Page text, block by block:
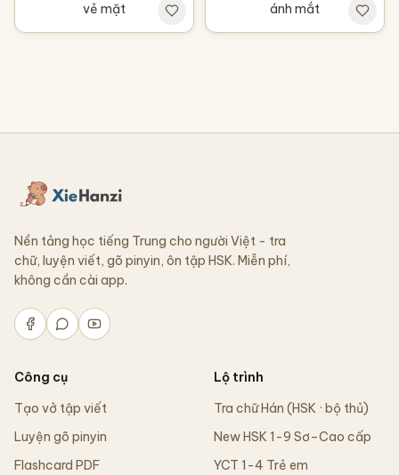
vẻ mặt
ánh mắt
Nền tảng học tiếng Trung cho người Việt - tra
chữ, luyện viết, gõ pinyin, ôn tập HSK. Miễn phí,
không cần cài app.
Công cụ
Tạo vở tập viết
Luyện gõ pinyin
Flashcard PDF
Lộ trình
Tra chữ Hán (HSK · bộ thủ)
New HSK 1-9 Sơ–Cao cấp
YCT 1-4 Trẻ em